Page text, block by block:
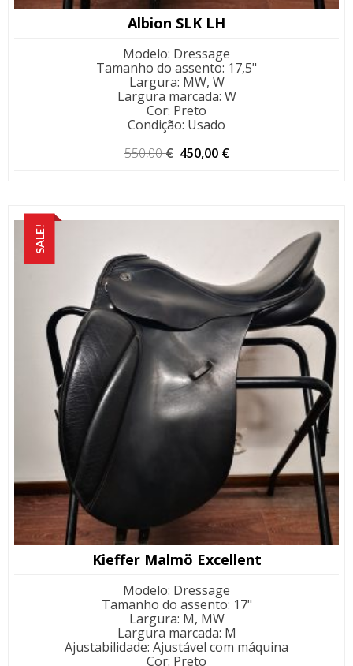
Albion SLK LH
Modelo: Dressage
Tamanho do assento: 17,5"
Largura: MW, W
Largura marcada: W
Cor: Preto
Condição: Usado
550,00€ O
450,00 €
SALE!
Kieffer Malmö Excellent
Modelo: Dressage
Tamanho do assento: 17"
Largura: M, MW
Largura marcada: M
Ajustabilidade: Ajustável com máquina
Cor: Preto